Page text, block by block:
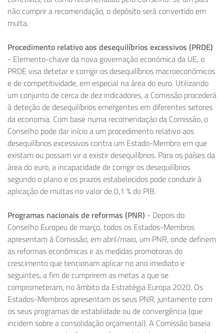
não cumprir a recomendação, o depósito será convertido em
multa.
Procedimento relativo aos desequilíbrios excessivos (PRDE)
- Elemento-chave da nova governação económica da UE, o
PRDE visa detetar e corrigir os desequilíbrios macroeconómicos
e de competitividade, em especial na área do euro. Utilizando
um conjunto de cerca de dez indicadores, a Comissão procederá
à deteção de desequilíbrios emergentes em diferentes setores
da economia. Com base numa recomendação da Comissão, o
Conselho pode dar início a um procedimento relativo aos
desequilíbrios excessivos contra um Estado-Membro em que
existam ou possam vir a existir desequilíbrios. Para os países da
área do euro, a incapacidade de corrigir os desequilíbrios
segundo o plano e os prazos estabelecidos pode conduzir à
aplicação de multas no valor de 0,1 % do PIB.
Programas nacionais de reformas (PNR) - Depois do
Conselho Europeu de março, todos os Estados-Membros
apresentam à Comissão, em abril/maio, um PNR, onde definem
as reformas económicas e as medidas promotoras do
crescimento que tencionam aplicar no ano imediato e
seguintes, a fim de cumprirem as metas a que se
comprometeram, no âmbito da Estratégia Europa 2020. Os
Estados-Membros apresentam os seus PNR, juntamente com
os seus programas de estabilidade ou de convergência (que
incidem sobre a consolidação orçamental). A Comissão baseia